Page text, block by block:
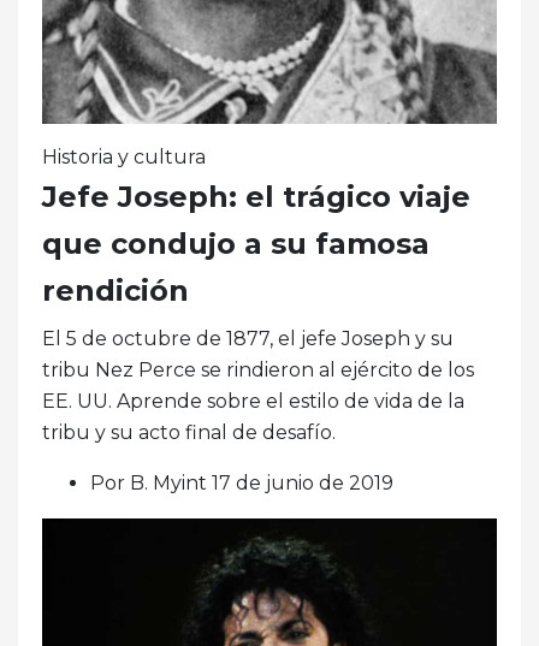
Historia y cultura
Jefe Joseph: el trágico viaje
que condujo a su famosa
rendición
El 5 de octubre de 1877, el jefe Joseph y su
tribu Nez Perce se rindieron al ejército de los
EE. UU. Aprende sobre el estilo de vida de la
tribu y su acto final de desafío.
Por B. Myint 17 de junio de 2019